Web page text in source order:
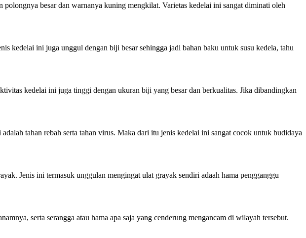
besar dan warnanya kuning mengkilat. Varietas kedelai ini sangat diminati oleh
kedelai ini juga unggul dengan biji besar sehingga jadi bahan baku untuk susu kedela, tahu
kedelai ini juga tinggi dengan ukuran biji yang besar dan berkualitas. Jika dibandingkan
tahan rebah serta tahan virus. Maka dari itu jenis kedelai ini sangat cocok untuk budidaya
Jenis ini termasuk unggulan mengingat ulat grayak sendiri adaah hama pengganggu
serta serangga atau hama apa saja yang cenderung mengancam di wilayah tersebut.